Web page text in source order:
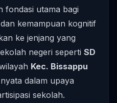
fondasi utama bagi
kemampuan kognitif
ke jenjang yang
negeri seperti SD
Kec. Bissappu
dalam upaya
sekolah.